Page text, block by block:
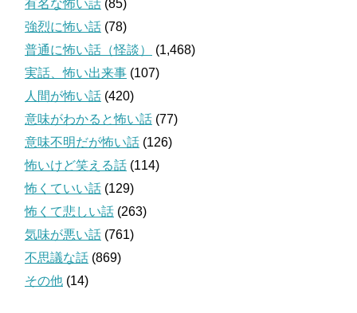
有名な怖い話 (85)
強烈に怖い話 (78)
普通に怖い話（怪談）
(1,468)
実話、怖い出来事 (107)
人間が怖い話 (420)
意味がわかると怖い話 (77)
意味不明だが怖い話 (126)
怖いけど笑える話 (114)
怖くていい話 (129)
怖くて悲しい話 (263)
気味が悪い話 (761)
不思議な話 (869)
その他 (14)